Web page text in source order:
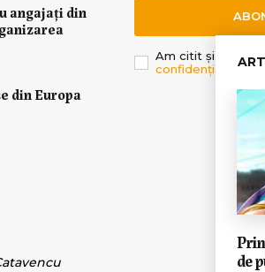
de
angajați din
din Europa
Am citit și sunt
confidențialitate.